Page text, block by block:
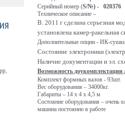
Серийный номер (S/№) - 020376
Техническое описание –
В. 2011 г сделана серьезная
установлена камер-ракельная
Дополнительные опции - ИК-
Состояние электроники
Наличие документации и эл.
Возможность доукомплектации
Комплект формных валов - 93шт.
Вес оборудования – 34000кг.
Габариты – 14 х 4 х 4,5 м
Состояние оборудования – очень
машина постоянно в работе